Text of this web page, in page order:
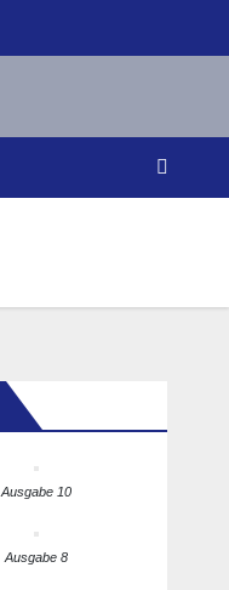
Ausgabe 10
Ausgabe 8